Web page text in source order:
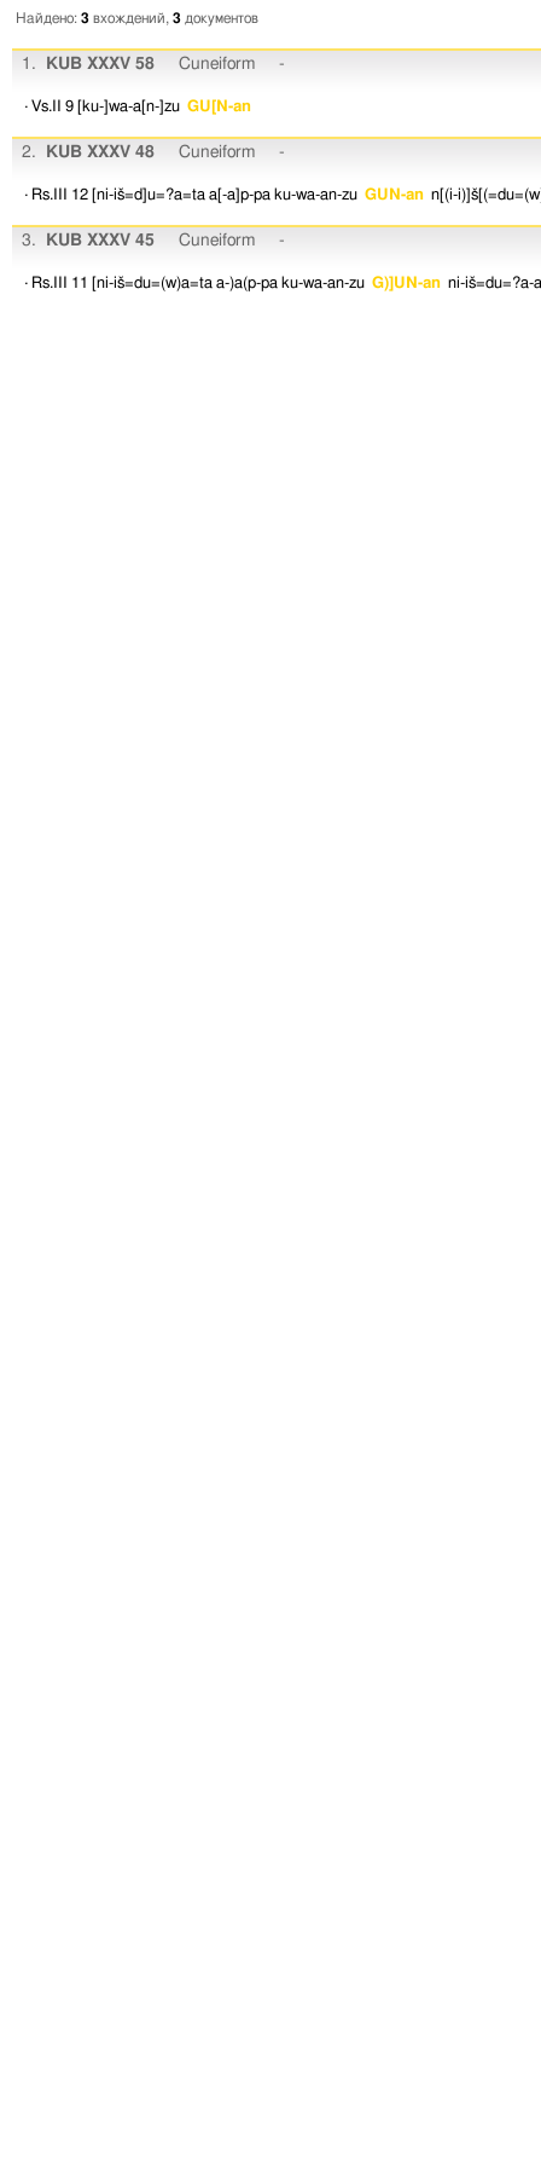
Найдено: 3 вхождений, 3 документов
1. KUB XXXV 58 Cuneiform -
· Vs.II 9 [ku-]wa-a[n-]zu GU[N-an
2. KUB XXXV 48 Cuneiform -
· Rs.III 12 [ni-iš=d]u=?a=ta a[-a]p-pa ku-wa-an-zu GUN-an n[(i-
3. KUB XXXV 45 Cuneiform -
· Rs.III 11 [ni-iš=du=(w)a=ta a-)a(p-pa ku-wa-an-zu G)]UN-an ni-iš=du=?a-